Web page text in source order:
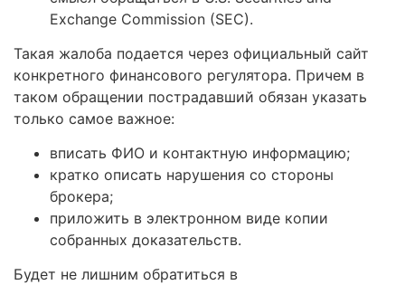
Exchange Commission (SEC).
Такая жалоба подается через официальный сайт
конкретного финансового регулятора. Причем в
таком обращении пострадавший обязан указать
только самое важное:
вписать ФИО и контактную информацию;
кратко описать нарушения со стороны
брокера;
приложить в электронном виде копии
собранных доказательств.
Будет не лишним обратиться в